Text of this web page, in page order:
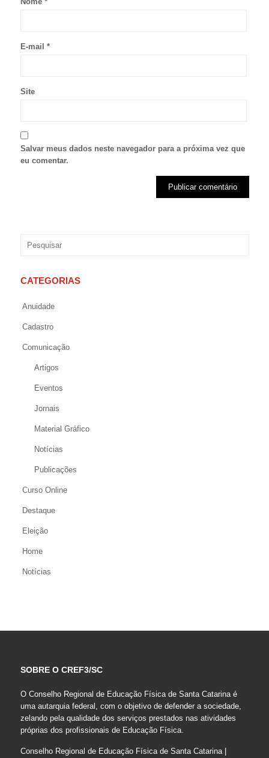
E-mail *
Site
Salvar meus dados neste navegador para a próxima vez que
eu comentar.
CATEGORIAS
Anuidade
Cadastro
Comunicação
Artigos
Eventos
Jornais
Material Gráfico
Notícias
Publicações
Curso Online
Destaque
Eleição
Home
Notícias
SOBRE O CREF3/SC
O Conselho Regional de Educação Física de Santa Catarina é
uma autarquia federal, com o objetivo de defender a sociedade,
zelando pela qualidade dos serviços prestados nas atividades
próprias dos profissionais de Educação Física.
Conselho Regional de Educação Física de Santa Catarina |